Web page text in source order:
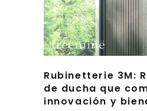
Rubinetterie 3M:
de ducha que
innovación y